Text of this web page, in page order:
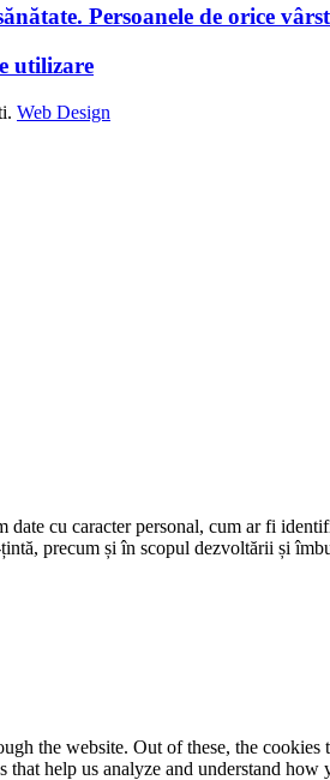
Persoanele de orice
utilizare
Web Design
cu caracter personal, cum ar fi
precum și în scopul dezvoltării și
the website. Out of these, the cookies
help us analyze and understand